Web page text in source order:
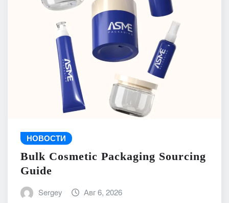
НОВОСТИ
Bulk Cosmetic Packaging Sourcing
Guide
Sergey Авг 6, 2026